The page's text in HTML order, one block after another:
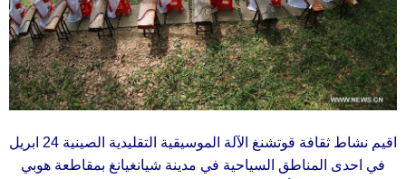
مؤتمر صحفى للخارجية الصور
اقيم نشاط ثقافة قوتشنغ الآلة الموسيقية التقليدية الصينية 24 ابريل
في احدى المناطق السياحية في مدينة شيانغيانغ بمقاطعة هوبي